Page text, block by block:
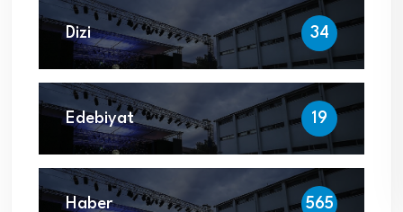
Dizi 34
Edebiyat 19
Haber 565